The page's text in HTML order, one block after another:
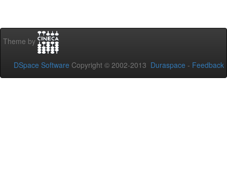
Theme by
DSpace Software Copyright © 2002-2013 Duraspace - Feedback